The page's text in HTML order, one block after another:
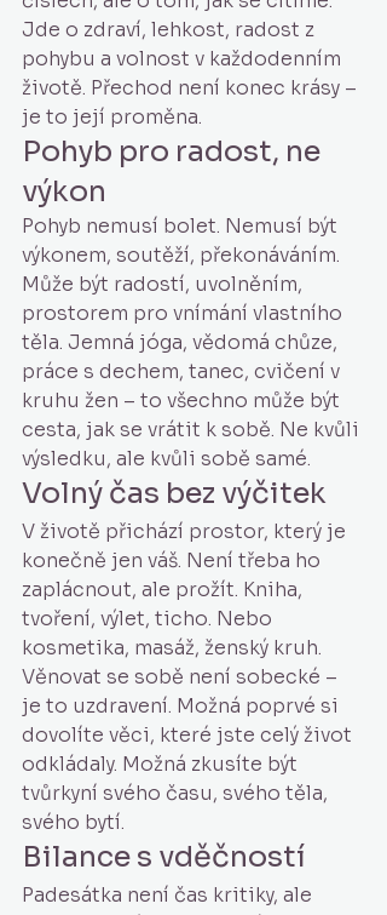
Jde o zdraví, lehkost, radost z
pohybu a volnost v každodenním
životě. Přechod není konec krásy –
je to její proměna.
Pohyb pro radost, ne
výkon
Pohyb nemusí bolet. Nemusí být
výkonem, soutěží, překonáváním.
Může být radostí, uvolněním,
prostorem pro vnímání vlastního
těla. Jemná jóga, vědomá chůze,
práce s dechem, tanec, cvičení v
kruhu žen – to všechno může být
cesta, jak se vrátit k sobě. Ne kvůli
výsledku, ale kvůli sobě samé.
Volný čas bez výčitek
V životě přichází prostor, který je
konečně jen váš. Není třeba ho
zaplácnout, ale prožít. Kniha,
tvoření, výlet, ticho. Nebo
kosmetika, masáž, ženský kruh.
Věnovat se sobě není sobecké –
je to uzdravení. Možná poprvé si
dovolíte věci, které jste celý život
odkládaly. Možná zkusíte být
tvůrkyní svého času, svého těla,
svého bytí.
Bilance s vděčností
Padesátka není čas kritiky, ale